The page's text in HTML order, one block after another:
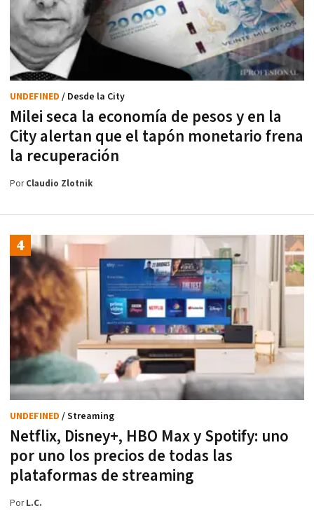
Milei seca la economía de pesos y en la
City alertan que el tapón monetario frena
la recuperación
UNDEFINED / Desde la City
PorClaudio Zlotnik
Netflix, Disney+, HBO Max y Spotify: uno
por uno los precios de todas las
plataformas de streaming
UNDEFINED / Streaming
PorL.C.